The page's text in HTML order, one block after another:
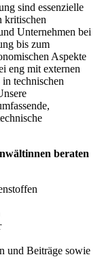
sind essenzielle
kritischen
Unternehmen bei
bis zum
Aspekte
eng mit externen
technischen
beraten
und Beiträge sowie